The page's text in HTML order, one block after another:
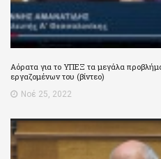
Αόρατα για το ΥΠΕΞ τα μεγάλα
εργαζομένων του (βίντεο)
Νοέ 25, 2022